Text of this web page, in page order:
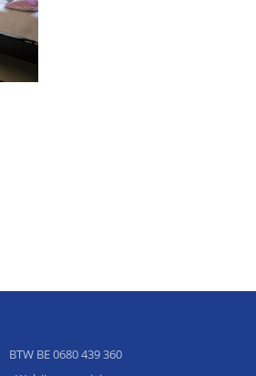
BTW BE 0680 439 360